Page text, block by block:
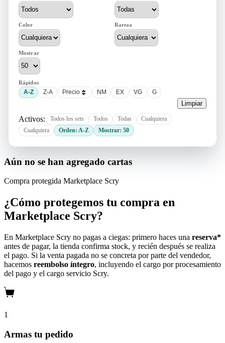
Color Rareza
Mostrar
Rápidos
A-Z Z-A Precio NM EX VG G
Limpiar
Activos: Todos los sets Todos Todas
Cualquiera
Cualquiera
Orden: A-Z Mostrar: 50
Aún no se han agregado cartas
Compra protegida Marketplace Scry
¿Cómo protegemos tu compra en
Marketplace Scry?
En Marketplace Scry no pagas a ciegas: primero haces una reserva*
antes de pagar, la tienda confirma stock, y recién después se realiza
el pago. Si la venta pagada no se concreta por parte del vendedor,
hacemos reembolso íntegro, incluyendo el cargo por procesamiento
del pago y el cargo servicio Scry.
1
Armas tu pedido